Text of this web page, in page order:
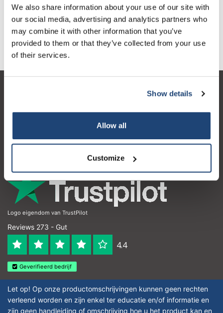
We also share information about your use of our site with
our social media, advertising and analytics partners who
may combine it with other information that you’ve
provided to them or that they’ve collected from your use
of their services.
Show details
Allow all
Customize
Zum Warenkorb hinzufügen
Informationen
Mein Konto
Logo eigendom van TrustPilot
Reviews 273 - Gut
4.4
Geverifieerd bedrijf
Let op! Op onze productomschrijvingen kunnen geen rechten
verleend worden en zijn enkel ter educatie en/of informatie en
zijn geen handleiding of omschrijving hoe u het product kan en